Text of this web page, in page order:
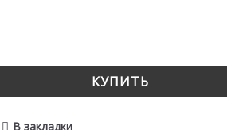
КУПИТЬ
В закладки